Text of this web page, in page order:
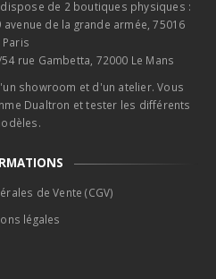
dispose de 2 boutiques physiques :
avenue de la grande armée, 75016
Paris
rue Gambetta, 72000 Le Mans
showroom et d'un atelier. Vous
Dualtron et tester les différents
de Vente (CGV)
légales